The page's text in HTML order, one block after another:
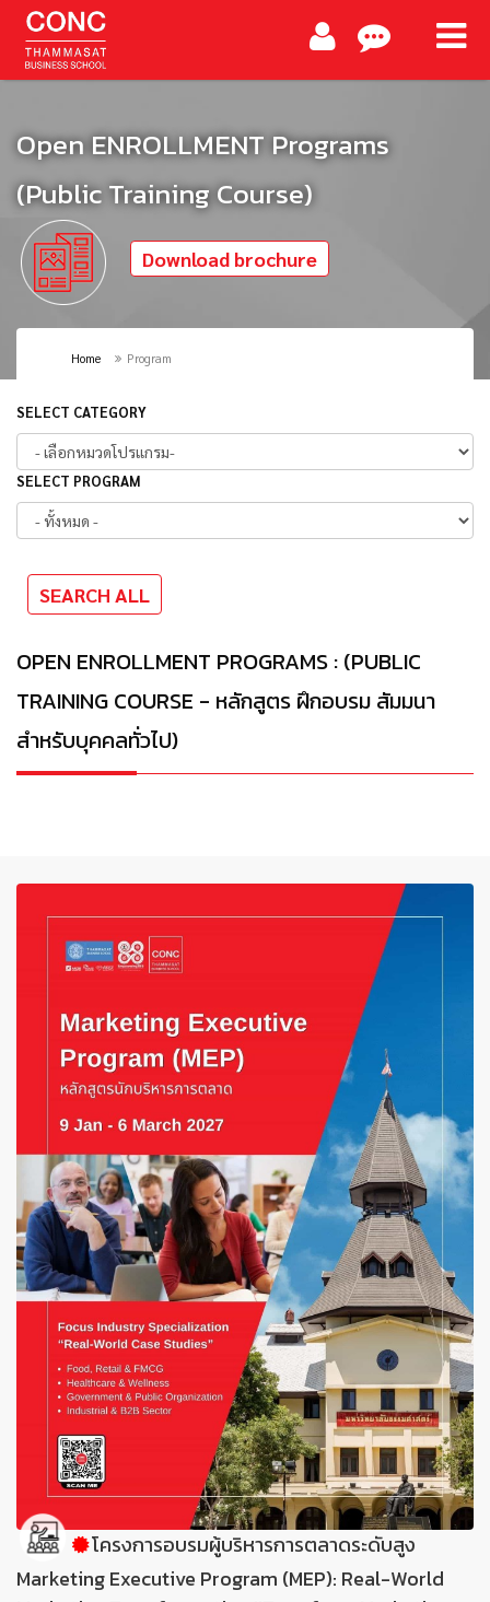
Open ENROLLMENT Programs
(Public Training Course)
Download brochure
Home Program
SELECT CATEGORY
SELECT PROGRAM
OPEN ENROLLMENT PROGRAMS : (PUBLIC
TRAINING COURSE - หลักสูตร ฝึกอบรม สัมมนา
สำหรับบุคคลทั่วไป)
โครงการอบรมผู้บริหารการตลาดระดับสูง
Marketing Executive Program (MEP): Real-World